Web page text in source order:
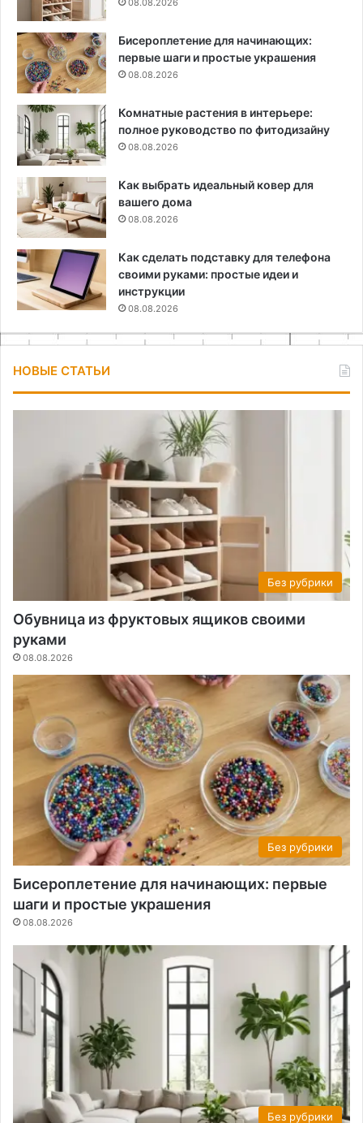
08.08.2026
Бисероплетение для начинающих:
первые шаги и простые украшения
08.08.2026
Комнатные растения в интерьере:
полное руководство по фитодизайну
08.08.2026
Как выбрать идеальный ковер для
вашего дома
08.08.2026
Как сделать подставку для телефона
своими руками: простые идеи и
инструкции
08.08.2026
НОВЫЕ СТАТЬИ
Без рубрики
Обувница из фруктовых ящиков своими
руками
08.08.2026
Без рубрики
Бисероплетение для начинающих: первые
шаги и простые украшения
08.08.2026
Без рубрики